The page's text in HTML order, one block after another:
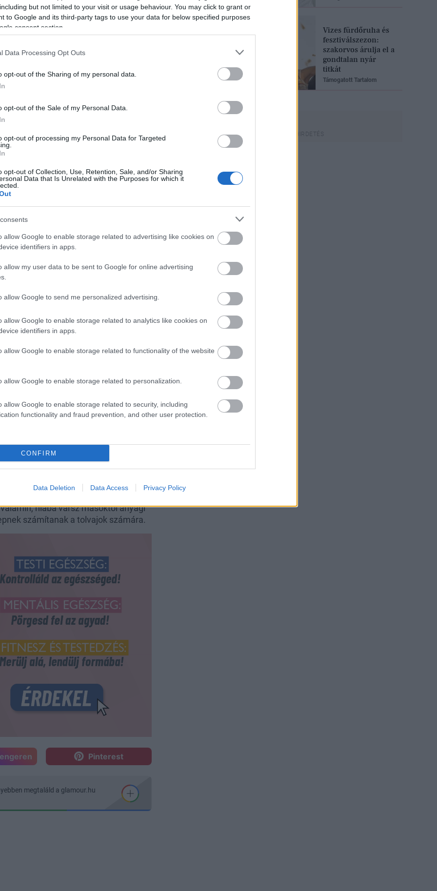
but not limited to your visit or usage behaviour. You may click to grant or
to Google and its third-party tags to use your data for below specified purposes
consent section.
Data Processing Opt Outs
opt-out of the Sharing of my personal data.
opt-out of the Sale of my Personal Data.
opt-out of processing my Personal Data for Targeted
opt-out of Collection, Use, Retention, Sale, and/or Sharing
Data that Is Unrelated with the Purposes for which it
allow Google to enable storage related to advertising like cookies on
identifiers in apps.
allow my user data to be sent to Google for online advertising
allow Google to send me personalized advertising.
allow Google to enable storage related to analytics like cookies on
identifiers in apps.
allow Google to enable storage related to functionality of the website
allow Google to enable storage related to personalization.
allow Google to enable storage related to security, including
functionality and fraud prevention, and other user protection.
CONFIRM
Data Deletion Data Access Privacy Policy
hiúságodnak, de ha kételkedni
jelentheti már amúgy sem szilárd
akkor is legyél óvatos, egyesek
karrieredben a legnagyobb
vagy kiküldetésnek, de nem kell
szakmai
adódhat, s ha ellenőrzöd a
jelentős összeget
nem marad titokban,
és üzleti kapcsolataidat.
italra, de kétségeid vannak,
mert kifoghatod a föld leglinkebb
de a szerelemben
esedezned félrelépésed,
pláne, ha alaposan felöntött a
csőtörés vagy
is lerobbanhat, s mivel teljes
veled, ne engedj át neki fontos
rokonok között a bizalom
zűr és veszteség
hiába vársz másoktól anyagi
számítanak a tolvajok számára.
Pinterest
megtaláld a glamour.hu
Vizes fürdőruha és
fesztiválszezon:
szakorvos árulja el a
gondtalan nyár
titkát
Támogatott Tartalom